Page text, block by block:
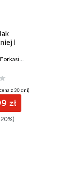
i
Iwona Krasoń-Forkasiewicz
z 30 dni)
zł